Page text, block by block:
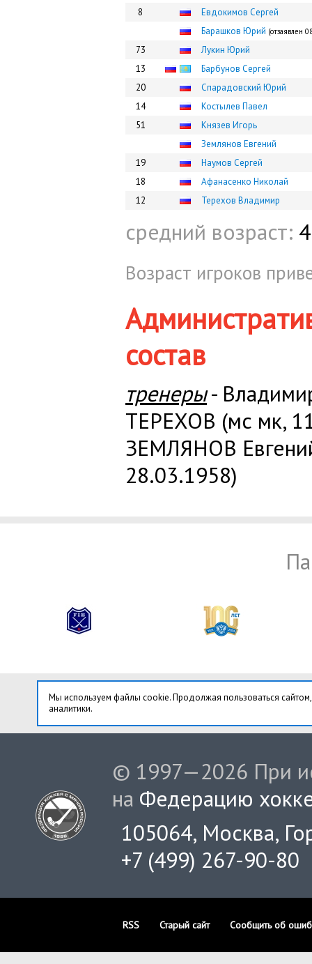
8
Евдокимов Сергей
Барашков Юрий (отзаявлен
73
Лукин Юрий
13
Барбунов Сергей
20
Спарадовский Юрий
14
Костылев Павел
51
Князев Игорь
Землянов Евгений
19
Наумов Сергей
18
Афанасенко Николай
12
Терехов Владимир
средний возраст:
Возраст игроков
состав
тренеры-
ТЕРЕХОВ (мс мк,
ЗЕМЛЯНОВ
28.03.1958)
Мы используем файлы cookie. Продолжая пользоваться
аналитики.
© 1997—2026 При
на Федерацию
105064, Москва,
+7 (499) 267-90-80
RSS Старый сайт Сообщить об